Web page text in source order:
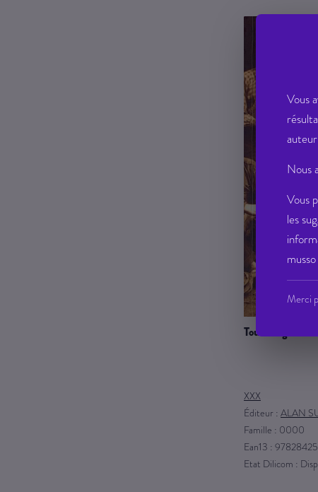
Vous
Nous
Vous
les
Merci
tourcoing
XXX
Éditeur : ALAN
Famille : 0000
Ean13 :
Etat Dilicom :